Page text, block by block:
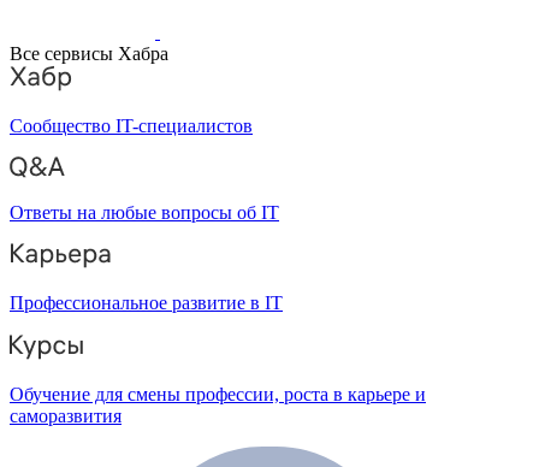
Все сервисы Хабра
Сообщество IT-специалистов
Ответы на любые вопросы об IT
Профессиональное развитие в IT
Обучение для смены профессии, роста в карьере и
саморазвития